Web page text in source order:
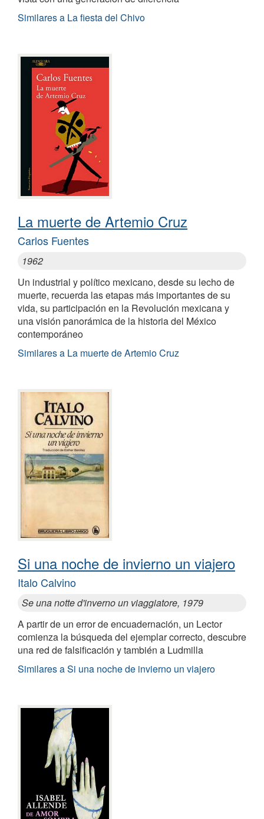
Similares a La fiesta del Chivo
La muerte de Artemio Cruz
Carlos Fuentes
1962
Un industrial y político mexicano, desde su lecho de
muerte, recuerda las etapas más importantes de su
vida, su participación en la Revolución mexicana y
una visión panorámica de la historia del México
contemporáneo
Similares a La muerte de Artemio Cruz
Si una noche de invierno un viajero
Italo Calvino
Se una notte d'inverno un viaggiatore, 1979
A partir de un error de encuadernación, un Lector
comienza la búsqueda del ejemplar correcto, descubre
una red de falsificación y también a Ludmilla
Similares a Si una noche de invierno un viajero